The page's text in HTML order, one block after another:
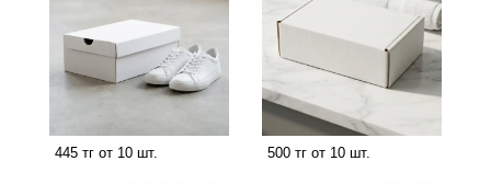
445 тг от 10 шт. 500 тг от 10 шт.